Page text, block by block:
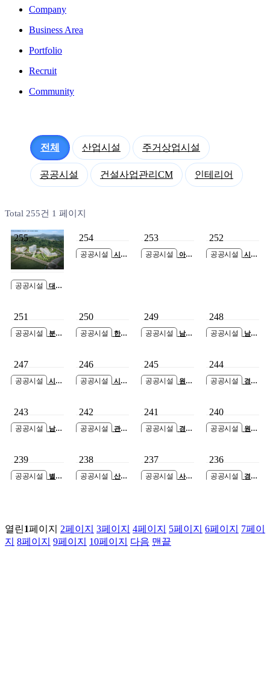
Company
Business Area
Portfolio
Recruit
Community
전체 산업시설 주거상업시설
공공시설 건설사업관리CM 인테리어
Total 255건 1 페이지
255
공공시설
대구
산센터 GMP 스마
사
254
공공시설
시흥
253
공공시설
252
공공시설
시흥
251
공공시설
분당
주차장 건립공사
250
공공시설
한국
공사
249
공공시설
248
공공시설
247
공공시설
시흥
246
공공시설
시흥
245
공공시설
축공사
244
공공시설
사 설계용역
243
공공시설
역
242
공공시설
관세
241
공공시설
사
240
공공시설
239
공공시설
238
공공시설
산곡
237
공공시설
사택
236
공공시설
열린1페이지 2페이지 3페이지 4페이지 5페이지 6페이지 7페이
지 8페이지 9페이지 10페이지 다음 맨끝